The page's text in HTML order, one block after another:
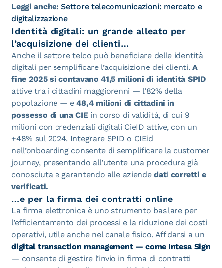
Leggi anche: Settore telecomunicazioni: mercato e
digitalizzazione
Identità digitali: un grande alleato per
l’acquisizione dei clienti…
Anche il settore telco può beneficiare delle identità
digitali per semplificare l’acquisizione dei clienti.A
fine 2025 si contavano 41,5 milioni di identità SPID
attive tra i cittadini maggiorenni — l’82% della
popolazione — e48,4 milioni di cittadini in
possesso di una CIEin corso di validità, di cui 9
milioni con credenziali digitali CieID attive, con un
+48% sul 2024. Integrare SPID o CIEid
nell’onboarding consente di semplificare la customer
journey, presentando all’utente una procedura già
conosciuta e garantendo alle aziendedati corretti e
verificati.
…e per la firma dei contratti online
La firma elettronica è uno strumento basilare per
l’efficientamento dei processi e la riduzione dei costi
operativi, utile anche nel canale fisico. Affidarsi a un
digital transaction management — come Intesa Sign
— consente di gestire l’invio in firma di contratti